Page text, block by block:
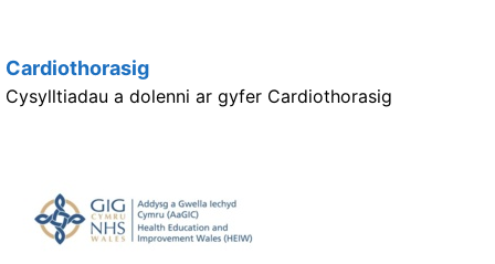
Cardiothorasig
Cysylltiadau a dolenni ar gyfer Cardiothorasig